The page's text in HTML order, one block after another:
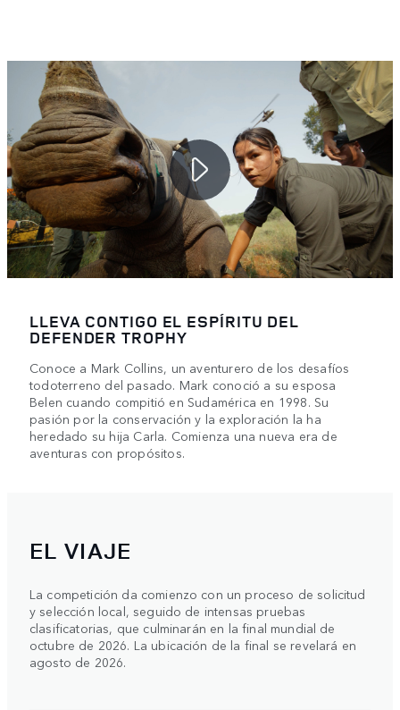
LLEVA CONTIGO EL ESPÍRITU DEL
DEFENDER TROPHY
Conoce a Mark Collins, un aventurero de los desafíos
todoterreno del pasado. Mark conoció a su esposa
Belen cuando compitió en Sudamérica en 1998. Su
pasión por la conservación y la exploración la ha
heredado su hija Carla. Comienza una nueva era de
aventuras con propósitos.
EL VIAJE
La competición da comienzo con un proceso de solicitud
y selección local, seguido de intensas pruebas
clasificatorias, que culminarán en la final mundial de
octubre de 2026. La ubicación de la final se revelará en
agosto de 2026.